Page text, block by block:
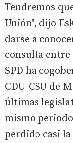
Tendremos
Unión", dijo
darse a
consulta entre
SPD ha
CDU-CSU de
últimas
mismo
perdido casi la